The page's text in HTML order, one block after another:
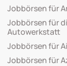
Jobbörsen für
Jobbörsen für
Autowerkstatt
Jobbörsen für
Jobbörsen für